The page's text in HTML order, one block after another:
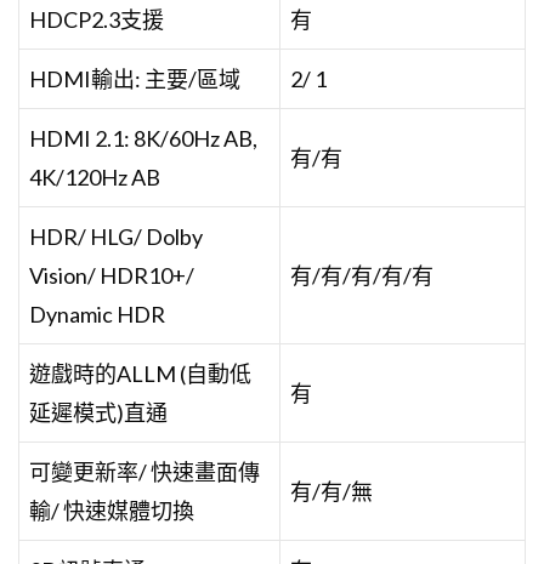
HDCP2.3支援 有
HDMI輸出: 主要/區域 2/ 1
HDMI 2.1: 8K/60Hz AB,
4K/120Hz AB
有/有
HDR/ HLG/ Dolby
Vision/ HDR10+/
Dynamic HDR
有/有/有/有/有
遊戲時的ALLM (自動低
延遲模式)直通
有
可變更新率/ 快速畫面傳
輸/ 快速媒體切換
有/有/無